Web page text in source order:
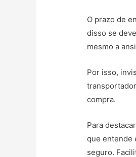
O prazo de
disso se
mesmo a
Por isso,
compra.
Para
que entende
seguro.